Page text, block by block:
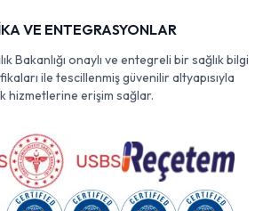
VE ENTEGRASYONLAR
Bakanlığı onaylı ve entegreli bir sağlık bilgi
ile tescillenmiş güvenilir altyapısıyla
hizmetlerine erişim sağlar.